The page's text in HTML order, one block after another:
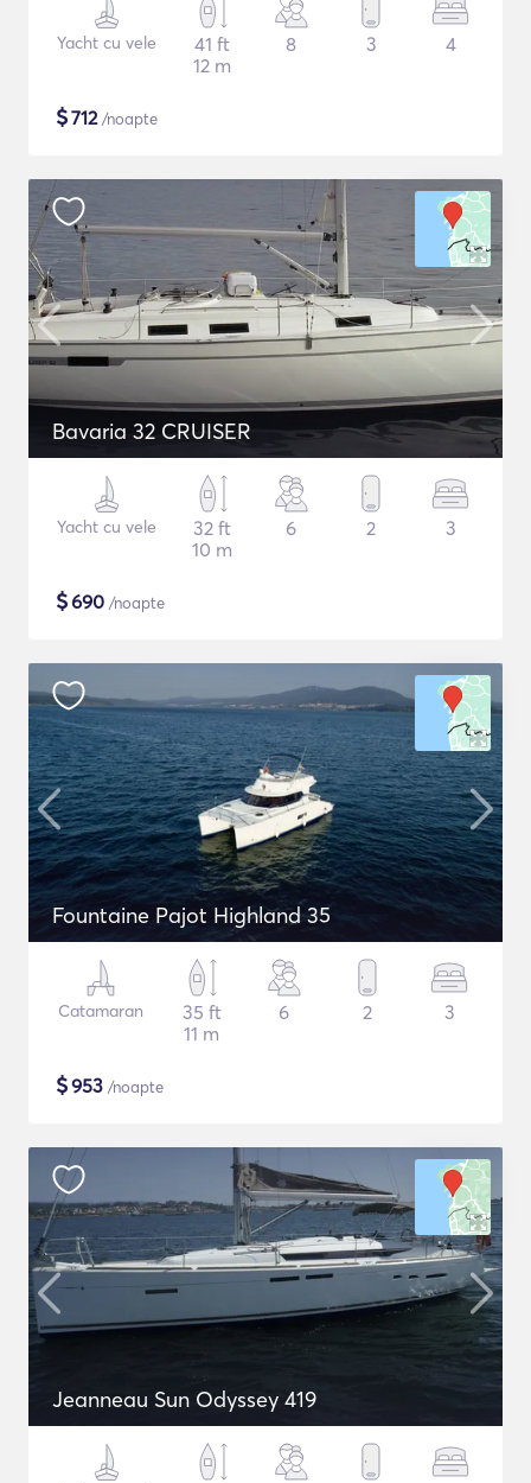
Yacht cu vele
41 ft
12 m
8 3 4
$712/noapte
Bavaria 32 CRUISER
Yacht cu vele
32 ft
10 m
6 2 3
$690 /noapte
Fountaine Pajot Highland 35
Catamaran
35 ft
11 m
6 2 3
$953 /noapte
Jeanneau Sun Odyssey 419